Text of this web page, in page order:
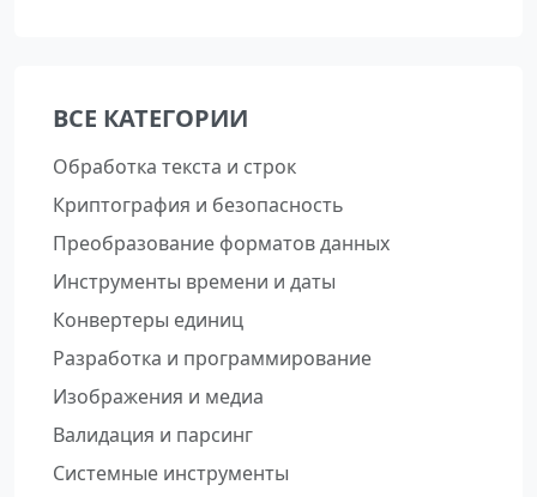
ВСЕ КАТЕГОРИИ
Обработка текста и строк
Криптография и безопасность
Преобразование форматов данных
Инструменты времени и даты
Конвертеры единиц
Разработка и программирование
Изображения и медиа
Валидация и парсинг
Системные инструменты